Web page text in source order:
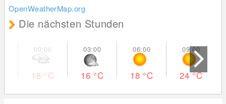
OpenWeatherMap.org
Die nächsten Stunden
18 °C 16 °C 18 °C 24°C